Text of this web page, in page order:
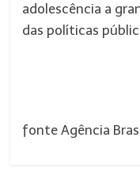
adolescência a
das políticas
fonte Agência